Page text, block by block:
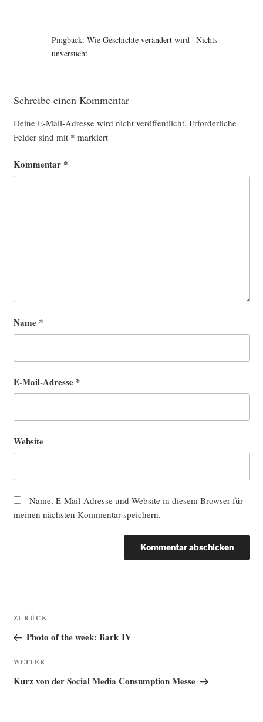
Pingback: Wie Geschichte verändert wird | Nichts
unversucht
Schreibe einen Kommentar
Deine E-Mail-Adresse wird nicht veröffentlicht. Erforderliche
Felder sind mit * markiert
Kommentar *
Name *
E-Mail-Adresse *
Website
Name, E-Mail-Adresse und Website in diesem Browser für
meinen nächsten Kommentar speichern.
Beitragsnavigation
Vorheriger
Beitrag
ZURÜCK
Photo of the week: Bark IV
Nächster
Beitrag
WEITER
Kurz von der Social Media Consumption Messe